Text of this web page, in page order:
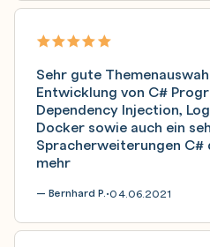
Sehr gute
Entwicklung von C#
Dependency Injection,
Docker sowie auch ein
Spracherweiterungen
mehr
— Bernhard P.•04.06.2021